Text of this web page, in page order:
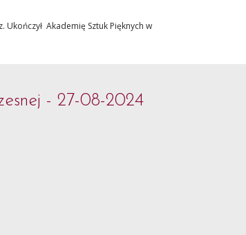
Akademię Sztuk Pięknych w
- 27-08-2024